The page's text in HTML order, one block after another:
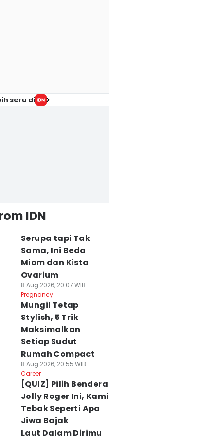
seru di
IDN
Serupa tapi Tak
Sama, Ini Beda
Miom dan Kista
Ovarium
8 Aug 2026, 20:07 WIB
Pregnancy
Mungil Tetap
Stylish, 5 Trik
Maksimalkan
Setiap Sudut
Rumah Compact
8 Aug 2026, 20:55 WIB
Career
[QUIZ] Pilih Bendera
Jolly Roger Ini, Kami
Tebak Seperti Apa
Jiwa Bajak
Laut Dalam Dirimu